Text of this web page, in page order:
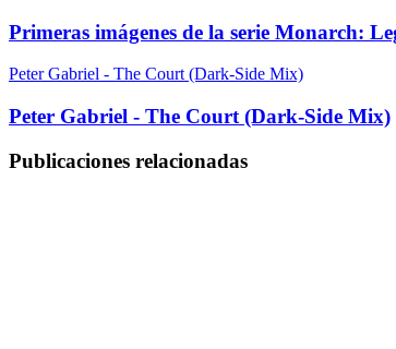
Primeras imágenes de la serie Monarch:
Peter Gabriel - The Court (Dark-Side Mix)
Peter Gabriel - The Court (Dark-Side Mix)
Publicaciones relacionadas